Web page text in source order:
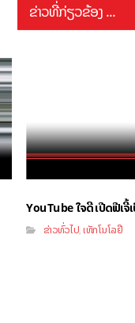
ຂ່າວທີ່ກ່ຽວຂ້ອງ ...
YouTube ໃຈດີ ເປີດຟີເ
ຂ່າວທົ່ວໄປ ,ເທັກໂນໂລຢີ